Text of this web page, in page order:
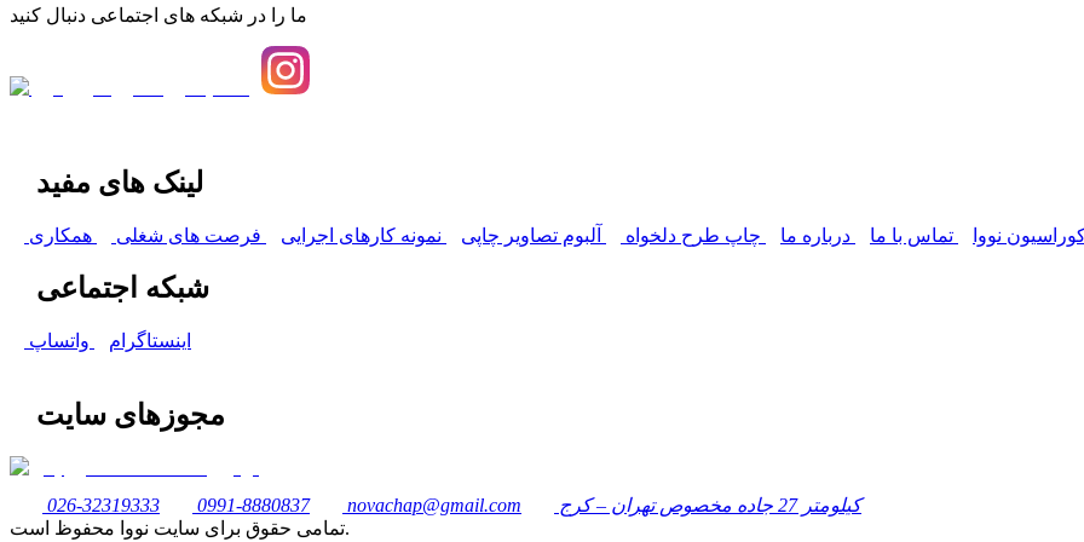
ما را در شبکه های اجتماعی دنبال کنید
لینک های مفید
نووا تماس با ما درباره ما چاپ طرح دلخواه آلبوم تصاویر چاپی نمونه کارهای اجرایی فرصت های شغلی همکاری
شبکه اجتماعی
اینستاگرام واتساپ
مجوزهای سایت
026-32319333 0991-8880837 novachap@gmail.com
کیلومتر 27 جاده مخصوص تهران – کرج
تمامی حقوق برای سایت نووا محفوظ است.